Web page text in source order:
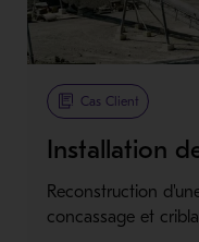
Cas Client
Installation
Reconstruction
concassage et